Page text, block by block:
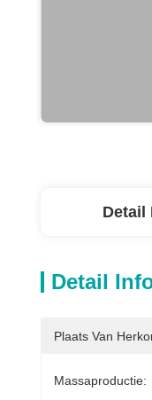
Detail
Detail
Plaats Van
Massaproductie: